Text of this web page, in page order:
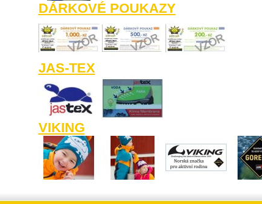
DÁRKOVÉ POUKAZY
JAS-TEX
VIKING